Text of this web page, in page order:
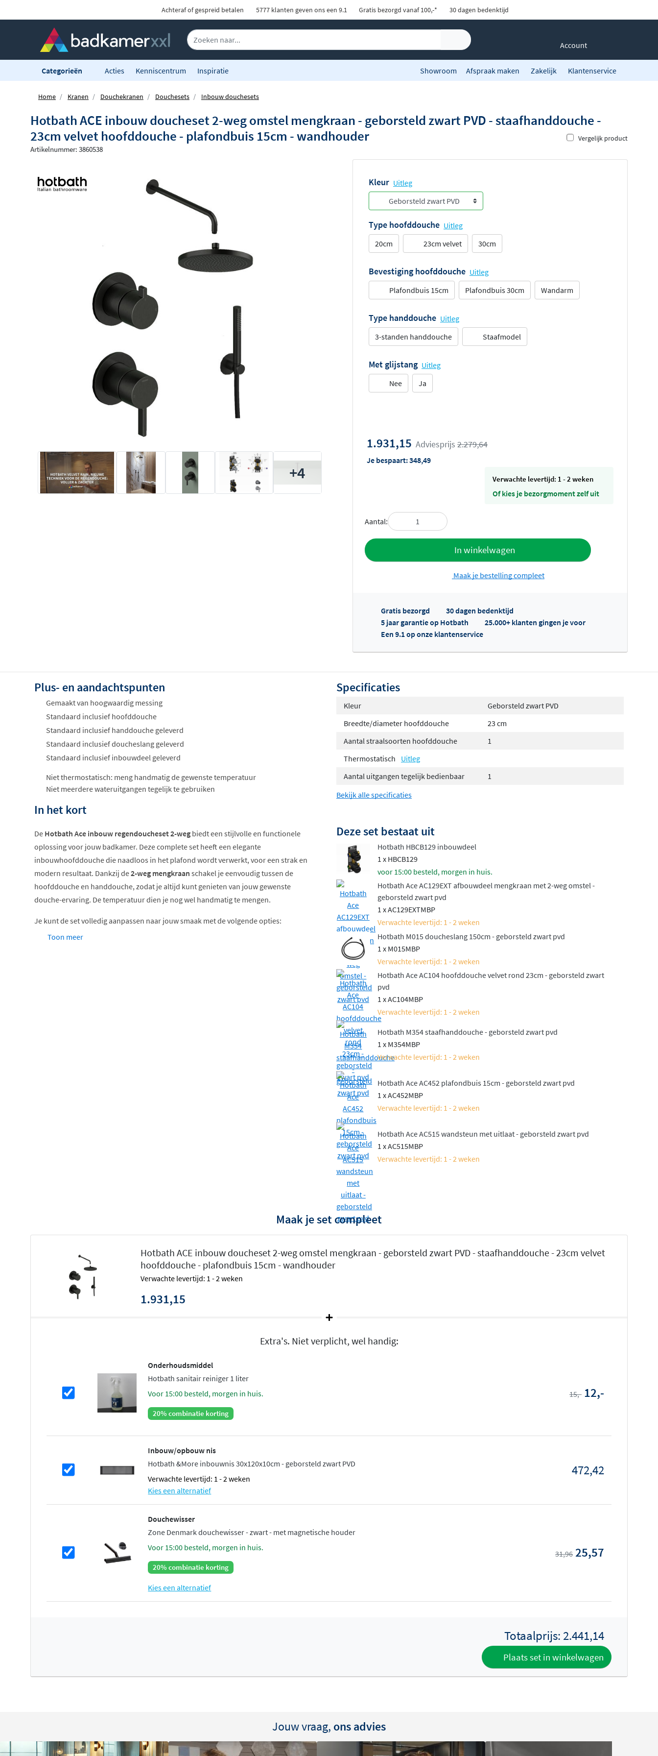
Achteraf of gespreid betalen 5777 klanten geven ons een 9.1 Gratis bezorgd vanaf 100,-* 30 dagen bedenktijd
Account
Categorieën Acties Kenniscentrum Inspiratie Showroom Afspraak maken Zakelijk Klantenservice
Home Kranen Douchekranen Douchesets Inbouw douchesets
Hotbath ACE inbouw doucheset 2-weg omstel mengkraan - geborsteld zwart PVD - staafhanddouche -
23cm velvet hoofddouche - plafondbuis 15cm - wandhouder
Vergelijk product
Artikelnummer: 3860538
+4
Kleur Uitleg
Type hoofddouche Uitleg
20cm
23cm velvet 30cm
Bevestiging hoofddouche Uitleg
Plafondbuis 15cm
Plafondbuis 30cm Wandarm
Type handdouche Uitleg
3-standen handdouche
Staafmodel
Met glijstang Uitleg
Nee
Ja
1.931,15 Adviesprijs 2.279,64
Je bespaart:348,49
Verwachte levertijd: 1 - 2 weken
Of kies je bezorgmoment zelf uit
Aantal:
In winkelwagen
Toevoegen aan offerte
Maak je bestelling compleet
Gratis bezorgd
30 dagen bedenktijd
5 jaar garantie op Hotbath
25.000+ klanten gingen je voor
Een 9.1 op onze klantenservice
Plus- en aandachtspunten
Gemaakt van hoogwaardig messing
Standaard inclusief hoofddouche
Standaard inclusief handdouche geleverd
Standaard inclusief doucheslang geleverd
Standaard inclusief inbouwdeel geleverd
Niet thermostatisch: meng handmatig de gewenste temperatuur
Niet meerdere wateruitgangen tegelijk te gebruiken
In het kort
De Hotbath Ace inbouw regendoucheset 2-weg biedt een stijlvolle en functionele
oplossing voor jouw badkamer. Deze complete set heeft een elegante
inbouwhoofddouche die naadloos in het plafond wordt verwerkt, voor een strak en
modern resultaat. Dankzij de2-weg mengkraan schakel je eenvoudig tussen de
hoofddouche en handdouche, zodat je altijd kunt genieten van jouw gewenste
douche-ervaring. De temperatuur dien je nog wel handmatig te mengen.
Je kunt de set volledig aanpassen naar jouw smaak met de volgende opties:
Keuze uit 6 kleuren
Toon meer
Specificaties
Kleur
Geborsteld zwart PVD
Breedte/diameter hoofddouche
23 cm
Aantal straalsoorten hoofddouche
1
Thermostatisch
Uitleg
Aantal uitgangen tegelijk bedienbaar
1
Bekijk alle specificaties
Deze set bestaat uit
Hotbath HBCB129 inbouwdeel
1 x HBCB129
voor 15:00 besteld, morgen in huis.
Hotbath Ace AC129EXT afbouwdeel mengkraan met 2-weg omstel -
geborsteld zwart pvd
1 x AC129EXTMBP
Verwachte levertijd: 1 - 2 weken
Hotbath M015 doucheslang 150cm - geborsteld zwart pvd
1 x M015MBP
Verwachte levertijd: 1 - 2 weken
Hotbath Ace AC104 hoofddouche velvet rond 23cm - geborsteld zwart
pvd
1 x AC104MBP
Verwachte levertijd: 1 - 2 weken
Hotbath M354 staafhanddouche - geborsteld zwart pvd
1 x M354MBP
Verwachte levertijd: 1 - 2 weken
Hotbath Ace AC452 plafondbuis 15cm - geborsteld zwart pvd
1 x AC452MBP
Verwachte levertijd: 1 - 2 weken
Hotbath Ace AC515 wandsteun met uitlaat - geborsteld zwart pvd
1 x AC515MBP
Verwachte levertijd: 1 - 2 weken
Maak je set compleet
Hotbath ACE inbouw doucheset 2-weg omstel mengkraan - geborsteld zwart PVD - staafhanddouche - 23cm velvet
hoofddouche - plafondbuis 15cm - wandhouder
Verwachte levertijd: 1 - 2 weken
1.931,15
Extra's. Niet verplicht, wel handig:
Onderhoudsmiddel
Hotbath sanitair reiniger 1 liter
voor 15:00 besteld, morgen in huis.
20% combinatie korting
15,- 12,-
Inbouw/opbouw nis
Hotbath &More inbouwnis 30x120x10cm - geborsteld zwart PVD
Verwachte levertijd: 1 - 2 weken
Kies een alternatief
472,42
Douchewisser
Zone Denmark douchewisser - zwart - met magnetische houder
voor 15:00 besteld, morgen in huis.
20% combinatie korting
Kies een alternatief
31,96 25,57
Totaalprijs: 2.441,14
Plaats set in winkelwagen
Jouw vraag, ons advies